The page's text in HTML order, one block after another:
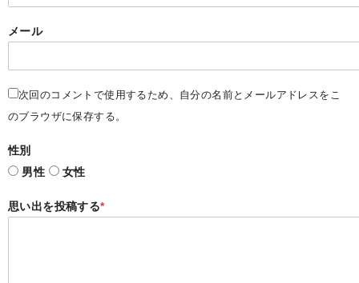
メール
次回のコメントで使用するため、自分の名前とメールアドレスをこ
のブラウザに保存する。
性別
男性
女性
思い出を投稿する*